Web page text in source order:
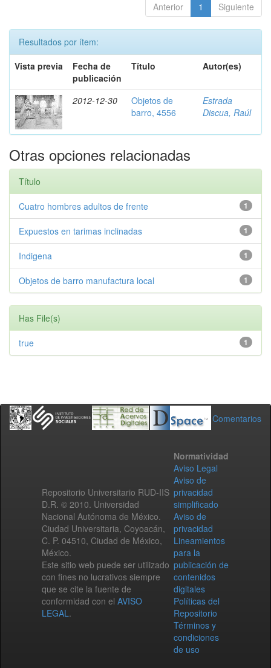
Anterior 1 Siguiente
Resultados por ítem:
Vista previa
Fecha de
publicación
Título Autor(es)
2012-12-30
Objetos de
barro, 4556
Estrada
Discua, Raúl
Otras opciones relacionadas
Título
1
Cuatro hombres adultos de frente
1
Expuestos en tarimas inclinadas
1
Indigena
1
Objetos de barro manufactura local
Has File(s)
1
true
Comentarios
Repositorio Universitario RUD-IIS
D.R. © 2010. Universidad
Nacional Autónoma de México.
Ciudad Universitaria, Coyoacán,
C. P. 04510, Ciudad de México,
México.
Este sitio web puede ser utilizado
con fines no lucrativos siempre
que se cite la fuente de
conformidad con el AVISO
LEGAL.
Normatividad
Aviso Legal
Aviso de
privacidad
simplificado
Aviso de
privacidad
Lineamientos
para la
publicación de
contenidos
digitales
Políticas del
Repositorio
Términos y
condiciones
de uso